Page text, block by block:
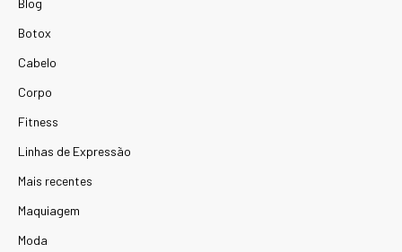
Botox
Cabelo
Corpo
Fitness
Linhas de Expressão
Mais recentes
Maquiagem
Moda